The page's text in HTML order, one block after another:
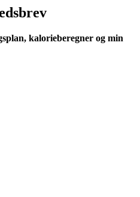
kalorieberegner og min